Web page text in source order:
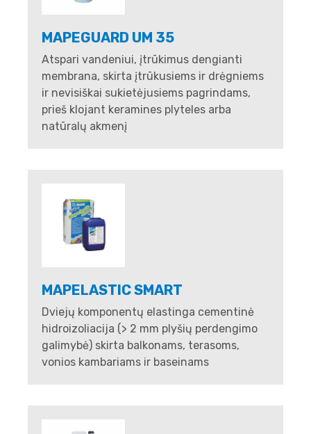
MAPEGUARD UM 35
Atspari vandeniui, įtrūkimus dengianti
membrana, skirta įtrūkusiems ir drėgniems
ir nevisiškai sukietėjusiems pagrindams,
prieš klojant keramines plyteles arba
natūralų akmenį
MAPELASTIC SMART
Dviejų komponentų elastinga cementinė
hidroizoliacija (> 2 mm plyšių perdengimo
galimybė) skirta balkonams, terasoms,
vonios kambariams ir baseinams